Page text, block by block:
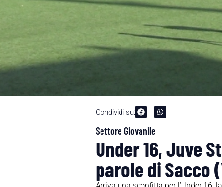
Condividi su:
Settore Giovanile
Under 16, Juve
parole di Sacco